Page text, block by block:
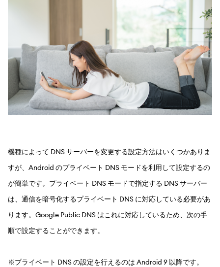
機種によって DNS サーバーを変更する設定方法はいくつかありま
すが、Android のプライベート DNS モードを利用して設定するの
が簡単です。プライベート DNS モードで指定する DNS サーバー
は、通信を暗号化するプライベート DNS に対応している必要があ
ります。Google Public DNS はこれに対応しているため、次の手
順で設定することができます。
※プライベート DNS の設定を行えるのは Android 9 以降です。